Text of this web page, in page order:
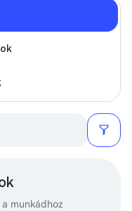
munkádhoz